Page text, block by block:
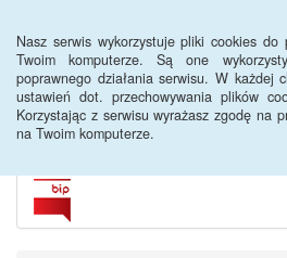
Nasz serwis wykorzystuje pliki cookies do
Twoim komputerze. Są one
poprawnego działania serwisu. W każdej
ustawień dot. przechowywania plików
Korzystając z serwisu wyrażasz zgodę na
na Twoim komputerze.
PUP Opole